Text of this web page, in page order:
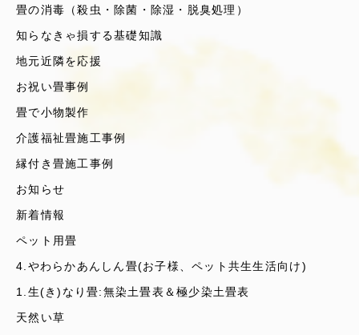
畳の消毒（殺虫・除菌・除湿・脱臭処理）
知らなきゃ損する基礎知識
地元近隣を応援
お祝い畳事例
畳で小物製作
介護福祉畳施工事例
縁付き畳施工事例
お知らせ
新着情報
ペット用畳
4.やわらかあんしん畳(お子様、ペット共生生活向け)
1.生(き)なり畳:無染土畳表＆極少染土畳表
天然い草